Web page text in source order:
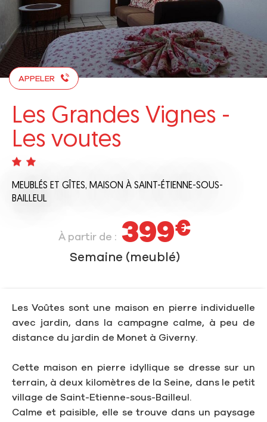
APPELER
Les Grandes Vignes -
Les voutes
MEUBLÉS ET GÎTES, MAISON À SAINT-ÉTIENNE-SOUS-
BAILLEUL
À partir de : 399€
Semaine (meublé)
Les Voûtes sont une maison en pierre individuelle
avec jardin, dans la campagne calme, à peu de
distance du jardin de Monet à Giverny.
Cette maison en pierre idyllique se dresse sur un
terrain, à deux kilomètres de la Seine, dans le petit
village de Saint-Etienne-sous-Bailleul.
Calme et paisible, elle se trouve dans un paysage